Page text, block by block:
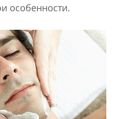
особенности.